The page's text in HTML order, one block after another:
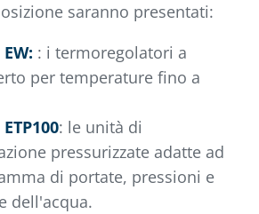
saranno presentati:
: i termoregolatori a
per temperature fino a
: le unità di
pressurizzate adatte ad
di portate, pressioni e
dell'acqua.